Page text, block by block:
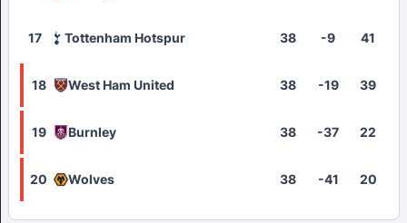
17 Tottenham Hotspur 38 -9 41
18 West Ham United 38 -19 39
19 Burnley 38 -37 22
20 Wolves 38 -41 20